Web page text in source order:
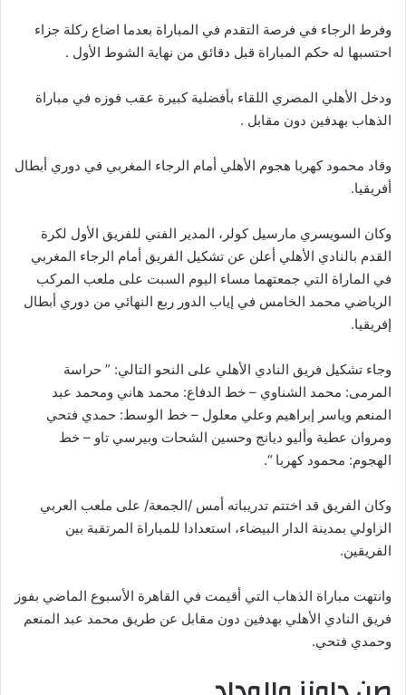
وفرط الرجاء في فرصة التقدم في المباراة بعدما اضاع ركلة جزاء
احتسبها له حكم المباراة قبل دقائق من نهاية الشوط الأول .
ودخل الأهلي المصري اللقاء بأفضلية كبيرة عقب فوزه في مباراة
الذهاب بهدفين دون مقابل .
وقاد محمود كهربا هجوم الأهلي أمام الرجاء المغربي في دوري أبطال
أفريقيا.
وكان السويسري مارسيل كولر، المدير الفني للفريق الأول لكرة
القدم بالنادي الأهلي أعلن عن تشكيل الفريق أمام الرجاء المغربي
في الماراة التي جمعتهما مساء اليوم السبت على ملعب المركب
الرياضي محمد الخامس في إياب الدور ربع النهائي من دوري أبطال
إفريقيا.
وجاء تشكيل فريق النادي الأهلي على النحو التالي: ” حراسة
المرمى: محمد الشناوي – خط الدفاع: محمد هاني ومحمد عبد
المنعم وياسر إبراهيم وعلي معلول – خط الوسط: حمدي فتحي
ومروان عطية وأليو ديانج وحسين الشحات وبيرسي تاو – خط
الهجوم: محمود كهربا “.
وكان الفريق قد اختتم تدريباته أمس /الجمعة/ على ملعب العربي
الزاولي بمدينة الدار البيضاء، استعدادا للمباراة المرتقبة بين
الفريقين.
وانتهت مباراة الذهاب التي أقيمت في القاهرة الأسبوع الماضي بفوز
فريق النادي الأهلي بهدفين دون مقابل عن طريق محمد عبد المنعم
وحمدي فتحي.